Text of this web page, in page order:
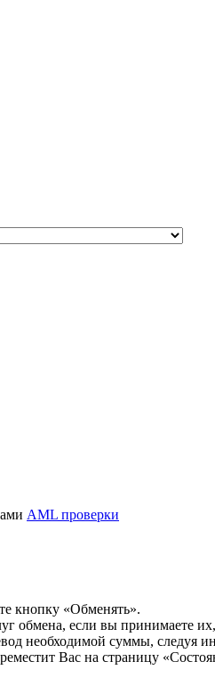
AML проверки
кнопку «Обменять».
обмена, если вы принимаете
необходимой суммы, следуя
Вас на страницу